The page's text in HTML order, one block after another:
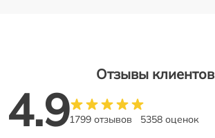
Отзывы клиентов
4.91799 отзывов 5358 оценок